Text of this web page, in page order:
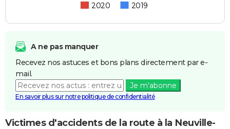
2020 2019
A ne pas manquer
Recevez nos astuces et bons plans directement par e-
mail.
Je m'abonne
En savoir plus sur notre politique de confidentialité
Victimes d'accidents de la route à la Neuville-